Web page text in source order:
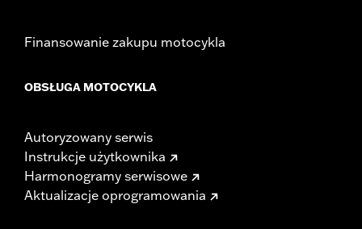
Finansowanie zakupu motocykla
OBSŁUGA MOTOCYKLA
Autoryzowany serwis
Instrukcje użytkownika
Harmonogramy serwisowe
Aktualizacje oprogramowania